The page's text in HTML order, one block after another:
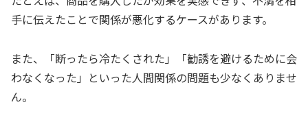
手に伝えたことで関係が悪化するケースがあります。
また、「断ったら冷たくされた」「勧誘を避けるために会
わなくなった」といった人間関係の問題も少なくありませ
ん。